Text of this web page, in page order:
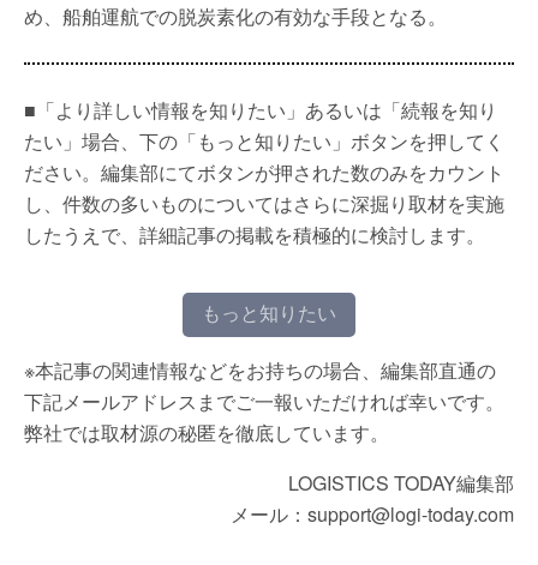
め、船舶運航での脱炭素化の有効な手段となる。
■「より詳しい情報を知りたい」あるいは「続報を知り
たい」場合、下の「もっと知りたい」ボタンを押してく
ださい。編集部にてボタンが押された数のみをカウント
し、件数の多いものについてはさらに深掘り取材を実施
したうえで、詳細記事の掲載を積極的に検討します。
もっと知りたい
※本記事の関連情報などをお持ちの場合、編集部直通の
下記メールアドレスまでご一報いただければ幸いです。
弊社では取材源の秘匿を徹底しています。
LOGISTICS TODAY編集部
メール：support@logi-today.com